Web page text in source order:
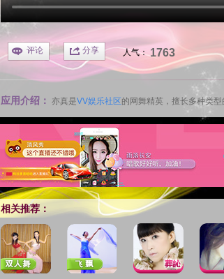
评论 分享 人气： 1763
应用介绍： 亦真是VV娱乐社区的网舞精英，擅长多种类
相关推荐：